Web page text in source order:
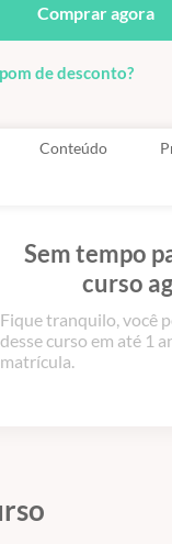
Comprar agora
de desconto?
Conteúdo
Sem tempo
curso
Fique tranquilo, você
desse curso em até 1
matrícula.